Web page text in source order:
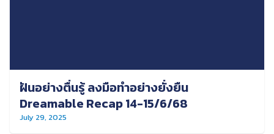
ฝันอย่างตื่นรู้ ลงมือทำอย่างยั่งยืน
Dreamable Recap 14-15/6/68
July 29, 2025